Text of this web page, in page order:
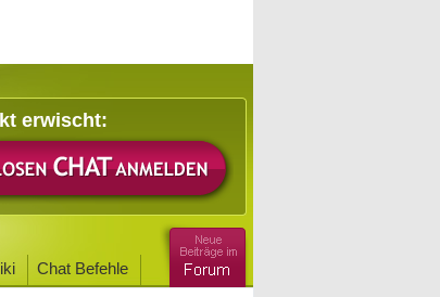
erwischt:
Chat Befehle